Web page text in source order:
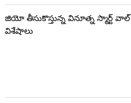
జియో తీసుకొస్తున్న వినూత్న స్మార్ట్ వాల్
విశేషాలు